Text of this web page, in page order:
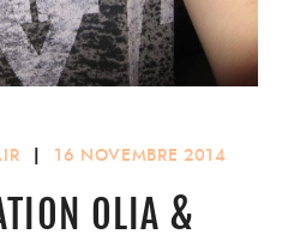
| 16 NOVEMBRE 2014
OLIA &